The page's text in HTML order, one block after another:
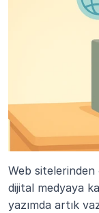
Web
dijital medyaya
yazımda artık